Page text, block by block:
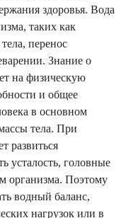
здоровья. Вода
таких как
перенос
Знание о
на физическую
и общее
в основном
тела. При
развиться
усталость, головные
организма. Поэтому
водный баланс,
нагрузок или в